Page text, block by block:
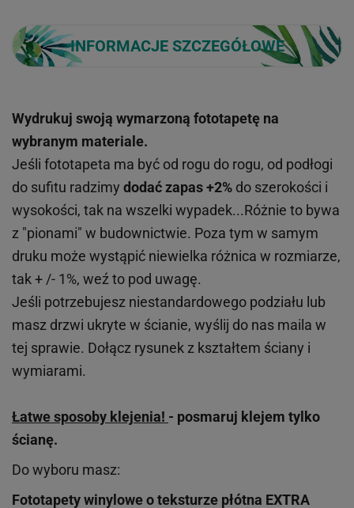
INFORMACJE SZCZEGÓŁOWE
Wydrukuj swoją wymarzoną fototapetę na
wybranym materiale.
Jeśli fototapeta ma być od rogu do rogu, od podłogi
do sufitu radzimy dodać zapas +2% do szerokości i
wysokości, tak na wszelki wypadek...Różnie to bywa
z "pionami" w budownictwie. Poza tym w samym
druku może wystąpić niewielka różnica w rozmiarze,
tak + /- 1%, weź to pod uwagę.
Jeśli potrzebujesz niestandardowego podziału lub
masz drzwi ukryte w ścianie, wyślij do nas maila w
tej sprawie. Dołącz rysunek z kształtem ściany i
wymiarami.
Łatwe sposoby klejenia! - posmaruj klejem tylko
ścianę.
Do wyboru masz:
Fototapety winylowe oteksturze płótna EXTRA